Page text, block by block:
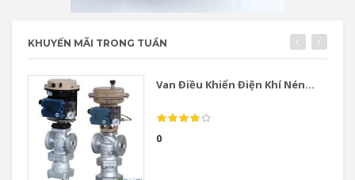
KHUYẾN MÃI TRONG TUẦN
Van Điều Khiển Điện Khí Nén...
0